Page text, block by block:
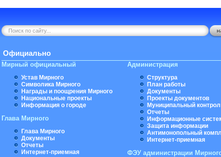
Официально
Мирный официальный
Устав Мирного
Символика Мирного
Награды и поощрения Мирного
Национальные проекты
Информация о городе
Глава Мирного
Глава Мирного
Документы
Отчеты
Интернет-приемная
Администрация
Структура
План работы
Документы
Проекты документов
Муниципальный
Отчеты
Информационные
Защита информации
Антимонопольный
Интернет-приемная
ФЭУ администрации